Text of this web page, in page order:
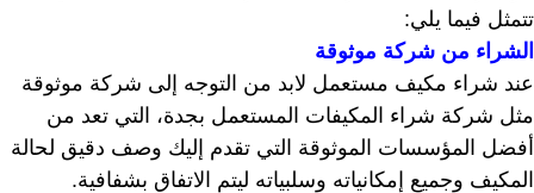
تتمثل فيما يلي:
الشراء من شركة موثوقة
عند شراء مكيف مستعمل لابد من التوجه إلى شركة موثوقة
مثل شركة شراء المكيفات المستعمل بجدة، التي تعد من
أفضل المؤسسات الموثوقة التي تقدم إليك وصف دقيق لحالة
المكيف وجميع إمكانياته وسلبياته ليتم الاتفاق بشفافية.